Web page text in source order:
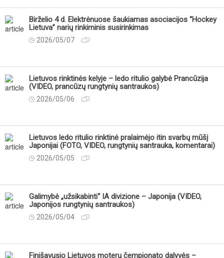
Birželio 4 d. Elektrėnuose šaukiamas asociacijos “Hockey
Lietuva” narių rinkiminis susirinkimas
2026/05/07
Lietuvos rinktinės kelyje – ledo ritulio galybė Prancūzija
(VIDEO, prancūzų rungtynių santraukos)
2026/05/06
Lietuvos ledo ritulio rinktinė pralaimėjo itin svarbų mūšį
Japonijai (FOTO, VIDEO, rungtynių santrauka, komentarai)
2026/05/05
Galimybė „užsikabinti“ IA divizione – Japonija (VIDEO,
Japonijos rungtynių santraukos)
2026/05/04
Finišavusio Lietuvos moterų čempionato dalyvės –